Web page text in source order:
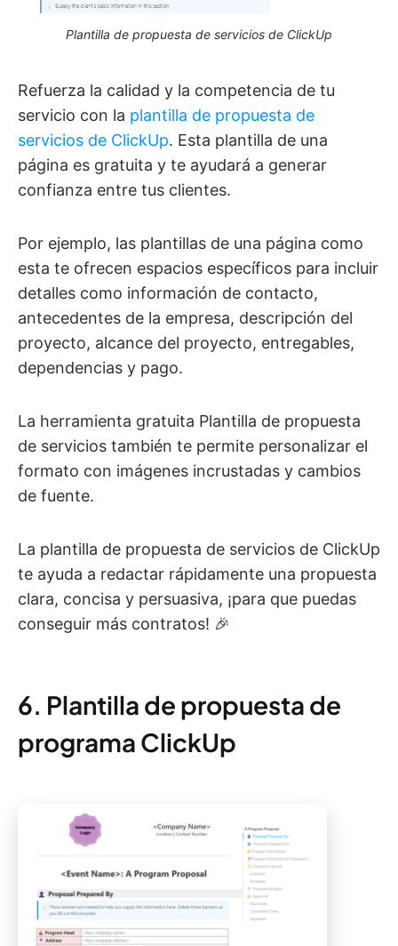
Plantilla de propuesta de servicios de ClickUp
Refuerza la calidad y la competencia de tu
servicio con la plantilla de propuesta de
servicios de ClickUp. Esta plantilla de una
página es gratuita y te ayudará a generar
confianza entre tus clientes.
Por ejemplo, las plantillas de una página como
esta te ofrecen espacios específicos para incluir
detalles como información de contacto,
antecedentes de la empresa, descripción del
proyecto, alcance del proyecto, entregables,
dependencias y pago.
La herramienta gratuita Plantilla de propuesta
de servicios también te permite personalizar el
formato con imágenes incrustadas y cambios
de fuente.
La plantilla de propuesta de servicios de ClickUp
te ayuda a redactar rápidamente una propuesta
clara, concisa y persuasiva, ¡para que puedas
conseguir más contratos! 🎉
6. Plantilla de propuesta de
programa ClickUp